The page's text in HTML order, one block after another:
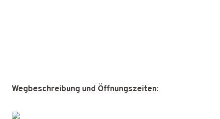
Wegbeschreibung und Öffnungszeiten: